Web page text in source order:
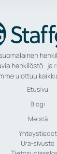
henkilöstö- ja
ulottuu
Etusivu
Blogi
Meistä
Yhteystiedot
Ura-sivusto